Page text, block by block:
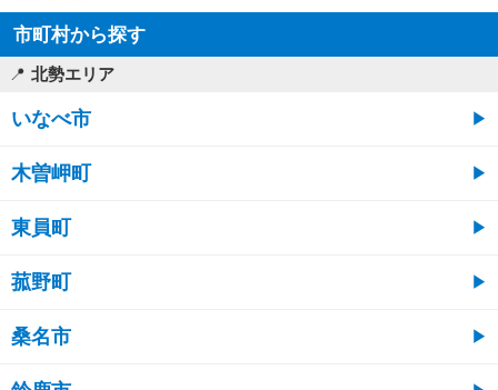
市町村から探す
北勢エリア
いなべ市
木曽岬町
東員町
菰野町
桑名市